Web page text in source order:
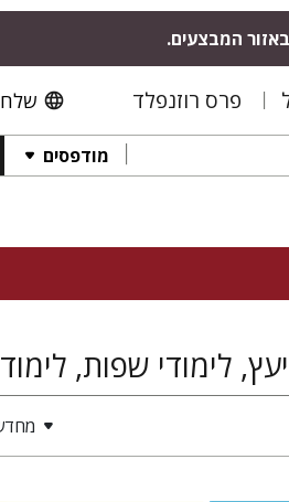
המבצעים.
פרס רוזנפלד
מודפסים
לימודי שפות,